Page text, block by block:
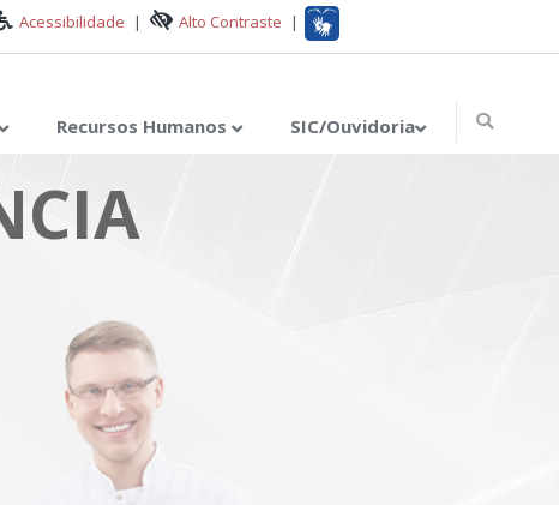
Acessibilidade | Alto Contraste |
Recursos Humanos SIC/Ouvidoria